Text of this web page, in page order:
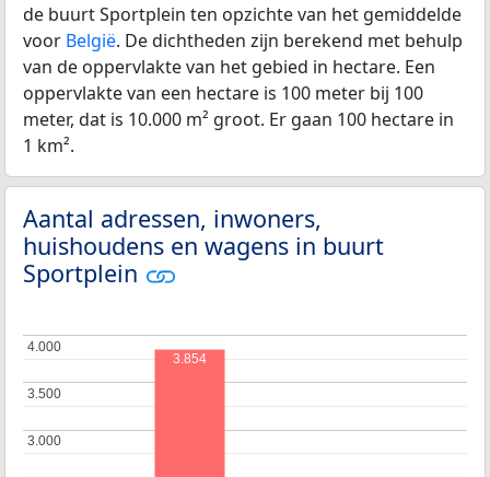
de buurt Sportplein ten opzichte van het gemiddelde
voor België. De dichtheden zijn berekend met behulp
van de oppervlakte van het gebied in hectare. Een
oppervlakte van een hectare is 100 meter bij 100
meter, dat is 10.000 m² groot. Er gaan 100 hectare in
1 km².
Aantal adressen, inwoners,
huishoudens en wagens in buurt
Sportplein
3.000
3.000
3.500
3.500
4.000
4.000
3.854